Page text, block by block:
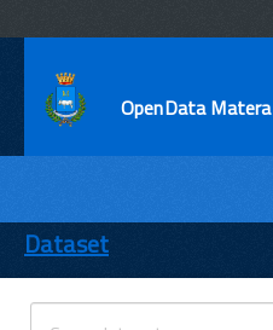
OpenData Matera
ENTI
TEMI
INFORMAZIONI
Dataset